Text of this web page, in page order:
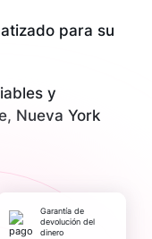
para su
y
Nueva York
Garantía de
devolución del
dinero